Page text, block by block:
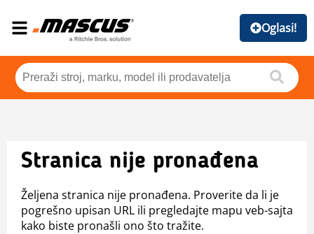
Oglasi!
Stranica nije pronađena
Željena stranica nije pronađena. Proverite da li je
pogrešno upisan URL ili pregledajte mapu veb-sajta
kako biste pronašli ono što tražite.